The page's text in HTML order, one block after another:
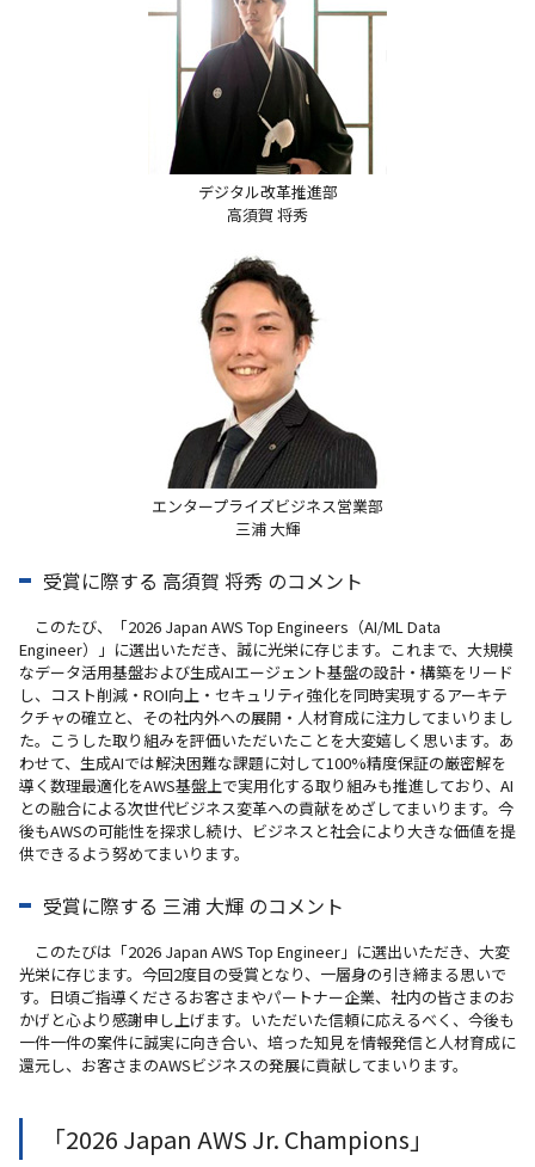
デジタル改革推進部
高須賀 将秀
エンタープライズビジネス営業部
三浦 大輝
受賞に際する 高須賀 将秀 のコメント
このたび、「2026 Japan AWS Top Engineers（AI/ML Data
Engineer）」に選出いただき、誠に光栄に存じます。これまで、大規模
なデータ活用基盤および生成AIエージェント基盤の設計・構築をリード
し、コスト削減・ROI向上・セキュリティ強化を同時実現するアーキテ
クチャの確立と、その社内外への展開・人材育成に注力してまいりまし
た。こうした取り組みを評価いただいたことを大変嬉しく思います。あ
わせて、生成AIでは解決困難な課題に対して100%精度保証の厳密解を
導く数理最適化をAWS基盤上で実用化する取り組みも推進しており、AI
との融合による次世代ビジネス変革への貢献をめざしてまいります。今
後もAWSの可能性を探求し続け、ビジネスと社会により大きな価値を提
供できるよう努めてまいります。
受賞に際する 三浦 大輝 のコメント
このたびは「2026 Japan AWS Top Engineer」に選出いただき、大変
光栄に存じます。今回2度目の受賞となり、一層身の引き締まる思いで
す。日頃ご指導くださるお客さまやパートナー企業、社内の皆さまのお
かげと心より感謝申し上げます。いただいた信頼に応えるべく、今後も
一件一件の案件に誠実に向き合い、培った知見を情報発信と人材育成に
還元し、お客さまのAWSビジネスの発展に貢献してまいります。
「2026 Japan AWS Jr. Champions」